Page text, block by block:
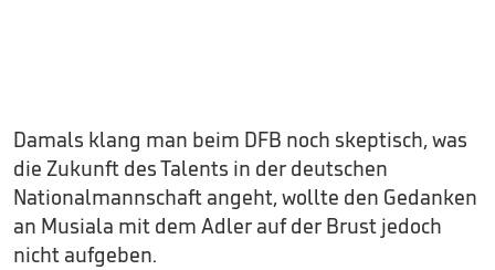
Damals klang man beim DFB noch skeptisch, was
die Zukunft des Talents in der deutschen
Nationalmannschaft angeht, wollte den Gedanken
an Musiala mit dem Adler auf der Brust jedoch
nicht aufgeben.